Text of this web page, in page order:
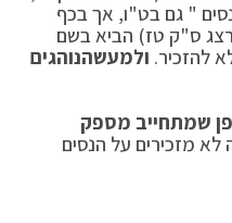
" גם בט"ו, אך בכף
ס"ק טז) הביא בשם
להזכיר. ולמעשהנוהגים
שמתחייב מספק
מזכירים על הנסים